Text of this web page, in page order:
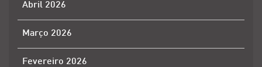
Abril 2026
Março 2026
Fevereiro 2026